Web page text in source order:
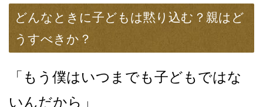
どんなときに子どもは黙り込む？親はど
うすべきか？
「もう僕はいつまでも子どもではな
いんだから」